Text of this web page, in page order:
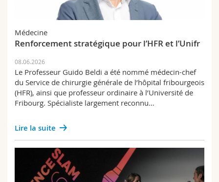
Médecine
Renforcement stratégique pour l’HFR et l’Unifr
08.06.2026
Le Professeur Guido Beldi a été nommé médecin-chef
du Service de chirurgie générale de l’hôpital fribourgeois
(HFR), ainsi que professeur ordinaire à l’Université de
Fribourg. Spécialiste largement reconnu…
Lire la suite